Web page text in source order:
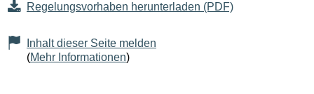
Regelungsvorhaben herunterladen (PDF)
Inhalt dieser Seite melden
(Mehr Informationen)